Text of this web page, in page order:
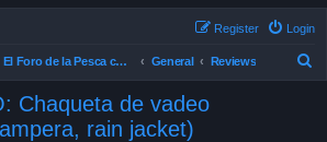
Login
Register
El Foro de la Pesca con Mosca en Chile General Reviews
Chaqueta de vadeo
rain jacket)